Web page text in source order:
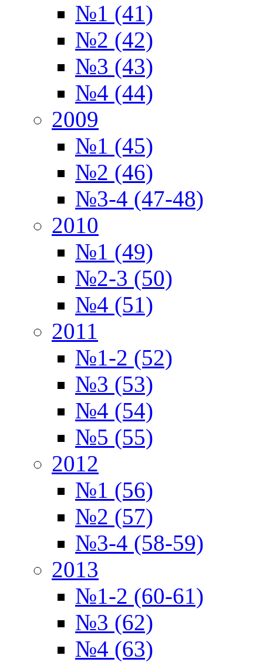
№1 (41)
№2 (42)
№3 (43)
№4 (44)
2009
№1 (45)
№2 (46)
№3-4 (47-48)
2010
№1 (49)
№2-3 (50)
№4 (51)
2011
№1-2 (52)
№3 (53)
№4 (54)
№5 (55)
2012
№1 (56)
№2 (57)
№3-4 (58-59)
2013
№1-2 (60-61)
№3 (62)
№4 (63)